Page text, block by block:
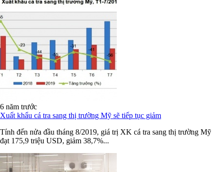
6 năm trước
Xuất khẩu cá tra sang thị trường Mỹ sẽ tiếp tục giảm
Tính đến nửa đầu tháng 8/2019, giá trị XK cá tra sang thị trường Mỹ
đạt 175,9 triệu USD, giảm 38,7%...